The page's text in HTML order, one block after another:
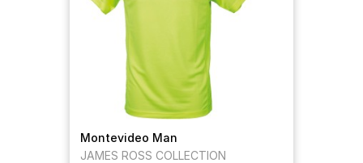
Montevideo Man
JAMES ROSS COLLECTION